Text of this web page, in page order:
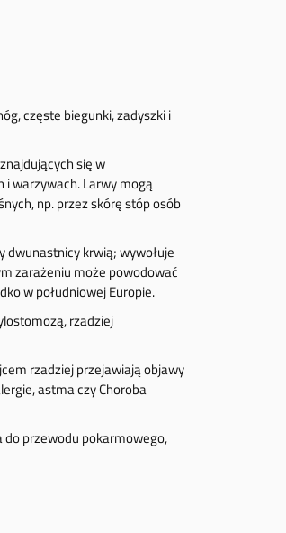
częste biegunki, zadyszki i
się w
i warzywach. Larwy mogą
np. przez skórę stóp osób
dwunastnicy krwią; wywołuje
zarażeniu może powodować
w południowej Europie.
rzadziej
rzadziej przejawiają objawy
astma czy Choroba
przewodu pokarmowego,